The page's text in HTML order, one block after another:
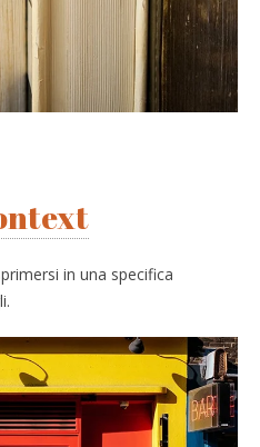
in una specifica